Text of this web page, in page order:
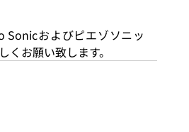
Sonicおよびピエゾソニッ
くお願い致します。